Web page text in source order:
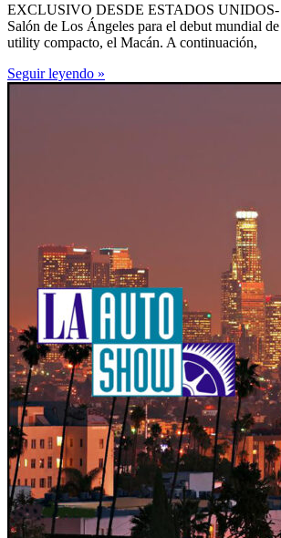
EXCLUSIVO DESDE ESTADOS UNIDOS-
Salón de Los Ángeles para el debut mundial
utility compacto, el Macán. A continuación,
Seguir leyendo »